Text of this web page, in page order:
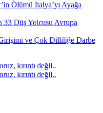
Ölümü İtalya’yı Ayağa
33 Düş Yolcusu Avrupa
ve Çok Dilliliğe Darbe